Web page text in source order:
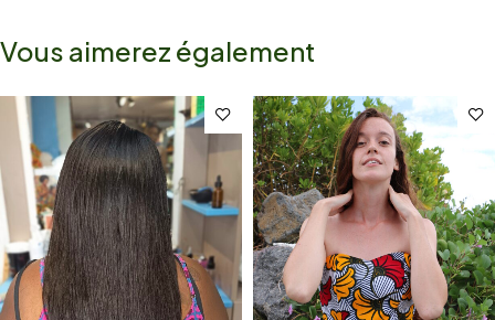
Vous aimerez également